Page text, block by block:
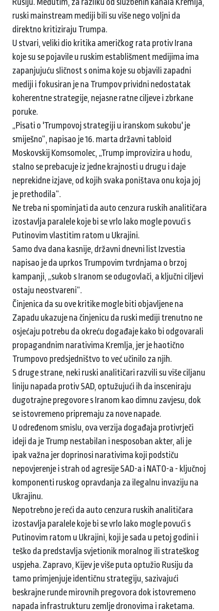
ruski mainstream mediji bili su više nego voljni da
direktno kritiziraju Trumpa.
U stvari, veliki dio kritika američkog rata protiv Irana
koje su se pojavile u ruskim establišment medijima ima
zapanjujuću sličnost s onima koje su objavili zapadni
mediji i fokusiran je na Trumpov prividni nedostatak
koherentne strategije, nejasne ratne ciljeve i zbrkane
poruke.
„Pisati o 'Trumpovoj strategiji u iranskom sukobu' je
smiješno“, napisao je 16. marta državni tabloid
Moskovskij Komsomolec, „Trump improvizira u hodu,
stalno se prebacuje iz jedne krajnosti u drugu i daje
neprekidne izjave, od kojih svaka poništava onu koja joj
je prethodila“.
Ne treba ni spominjati da auto cenzura ruskih analitičara
izostavlja paralele koje bi se vrlo lako mogle povući s
Putinovim vlastitim ratom u Ukrajini.
Samo dva dana kasnije, državni dnevni list Izvestia
napisao je da uprkos Trumpovim tvrdnjama o brzoj
kampanji, „sukob s Iranom se odugovlači, a ključni ciljevi
ostaju neostvareni“.
Činjenica da su ove kritike mogle biti objavljene na
Zapadu ukazuje na činjenicu da ruski mediji trenutno ne
osjećaju potrebu da okreću događaje kako bi odgovarali
propagandnim narativima Kremlja, jer je haotično
Trumpovo predsjedništvo to već učinilo za njih.
S druge strane, neki ruski analitičari razvili su više ciljanu
liniju napada protiv SAD, optužujući ih da insceniraju
dugotrajne pregovore s Iranom kao dimnu zavjesu, dok
se istovremeno pripremaju za nove napade.
U određenom smislu, ova verzija događaja protivrječi
ideji da je Trump nestabilan i nesposoban akter, ali je
ipak važna jer doprinosi narativima koji podstiču
nepovjerenje i strah od agresije SAD-a i NATO-a - ključnoj
komponenti ruskog opravdanja za ilegalnu invaziju na
Ukrajinu.
Nepotrebno je reći da auto cenzura ruskih analitičara
izostavlja paralele koje bi se vrlo lako mogle povući s
Putinovim ratom u Ukrajini, koji je sada u petoj godini i
teško da predstavlja svjetionik moralnog ili strateškog
uspjeha. Zapravo, Kijev je više puta optužio Rusiju da
tamo primjenjuje identičnu strategiju, sazivajući
beskrajne runde mirovnih pregovora dok istovremeno
napada infrastrukturu zemlje dronovima i raketama.